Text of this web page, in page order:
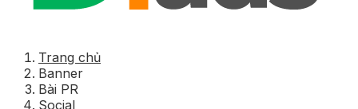
Trang chủ
Banner
Bài PR
Social